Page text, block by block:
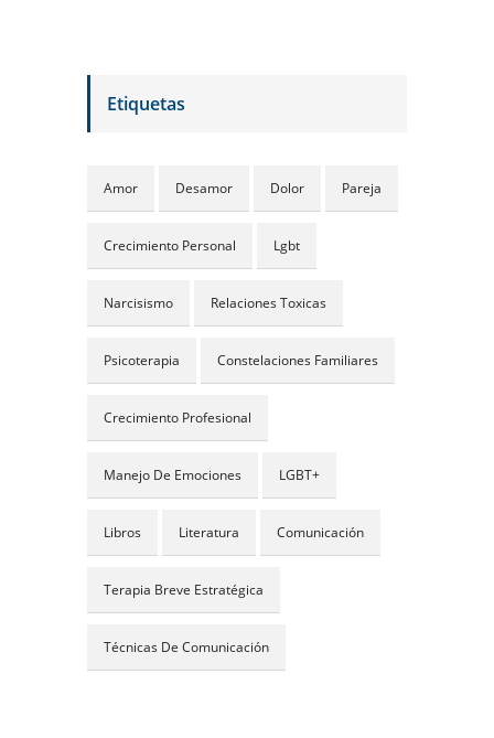
Etiquetas
Amor Desamor Dolor Pareja
Crecimiento Personal Lgbt
Narcisismo Relaciones Toxicas
Psicoterapia Constelaciones Familiares
Crecimiento Profesional
Manejo De Emociones LGBT+
Libros Literatura Comunicación
Terapia Breve Estratégica
Técnicas De Comunicación